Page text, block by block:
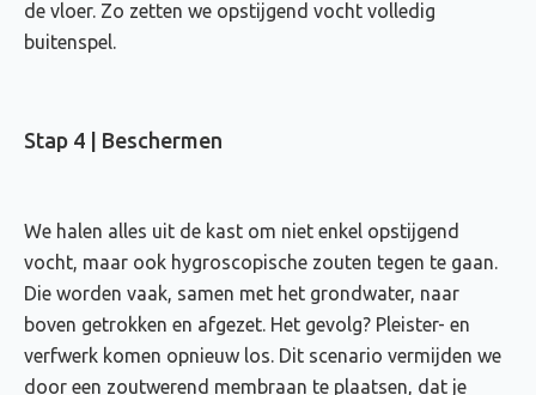
de vloer. Zo zetten we opstijgend vocht volledig
buitenspel.
Stap 4 | Beschermen
We halen alles uit de kast om niet enkel opstijgend
vocht, maar ook hygroscopische zouten tegen te gaan.
Die worden vaak, samen met het grondwater, naar
boven getrokken en afgezet. Het gevolg? Pleister- en
verfwerk komen opnieuw los. Dit scenario vermijden we
door een zoutwerend membraan te plaatsen, dat je